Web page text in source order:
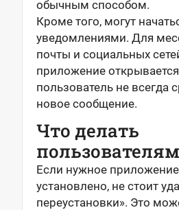
обычным способом.
Кроме того, могут
уведомлениями. Для
почты и социальных
приложение
пользователь не всегда
новое сообщение.
Что делать
Если нужное
установлено, не стоит
переустановки». Это